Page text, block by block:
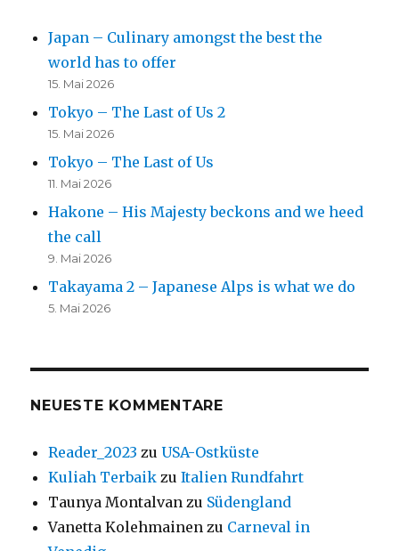
Japan – Culinary amongst the best the
world has to offer
15. Mai 2026
Tokyo – The Last of Us 2
15. Mai 2026
Tokyo – The Last of Us
11. Mai 2026
Hakone – His Majesty beckons and we heed
the call
9. Mai 2026
Takayama 2 – Japanese Alps is what we do
5. Mai 2026
NEUESTE KOMMENTARE
Reader_2023 zuUSA-Ostküste
Kuliah Terbaik zuItalien Rundfahrt
Taunya Montalvan zu Südengland
Vanetta Kolehmainen zu Carneval in